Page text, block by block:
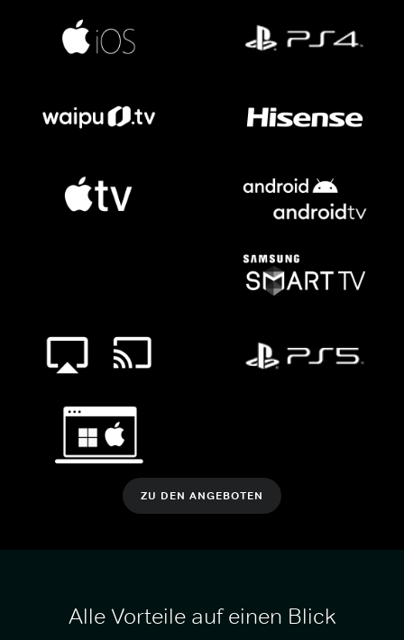
ZU DEN ANGEBOTEN
Alle Vorteile auf einen Blick